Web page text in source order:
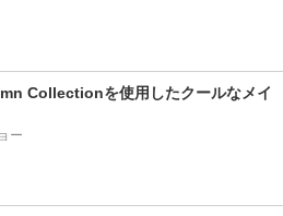
Collectionを使用したクールなメイ
ー